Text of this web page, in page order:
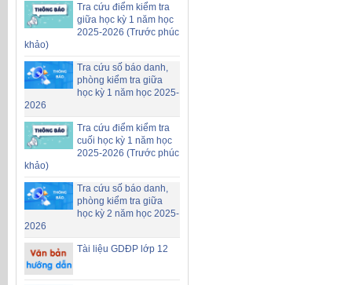
Tra cứu điểm kiểm tra
giữa học kỳ 1 năm học
2025-2026 (Trước phúc
khảo)
Tra cứu số báo danh,
phòng kiểm tra giữa
học kỳ 1 năm học 2025-
2026
Tra cứu điểm kiểm tra
cuối học kỳ 1 năm học
2025-2026 (Trước phúc
khảo)
Tra cứu số báo danh,
phòng kiểm tra giữa
học kỳ 2 năm học 2025-
2026
Tài liệu GDĐP lớp 12